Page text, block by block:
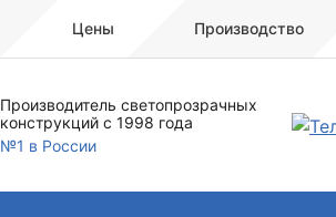
Цены Производство
Производитель светопрозрачных
конструкций с 1998 года
№1 в России